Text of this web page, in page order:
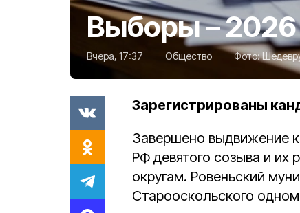
Выборы – 2026
Вчера, 17:37 Общество Фото:
Зарегистрированы
Завершено выдвижение
РФ девятого созыва и их
округам. Ровеньский
Старооскольского